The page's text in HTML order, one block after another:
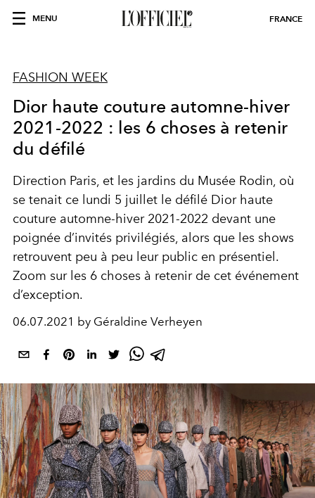
MENU FRANCE
FASHION WEEK
Dior haute couture automne-hiver
2021-2022 : les 6 choses à retenir
du défilé
Direction Paris, et les jardins du Musée Rodin, où
se tenait ce lundi 5 juillet le défilé Dior haute
couture automne-hiver 2021-2022 devant une
poignée d’invités privilégiés, alors que les shows
retrouvent peu à peu leur public en présentiel.
Zoom sur les 6 choses à retenir de cet événement
d’exception.
06.07.2021 by Géraldine Verheyen